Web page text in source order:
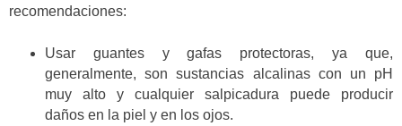
recomendaciones:
Usar guantes y gafas protectoras, ya que,
generalmente, son sustancias alcalinas con un pH
muy alto y cualquier salpicadura puede producir
daños en la piel y en los ojos.